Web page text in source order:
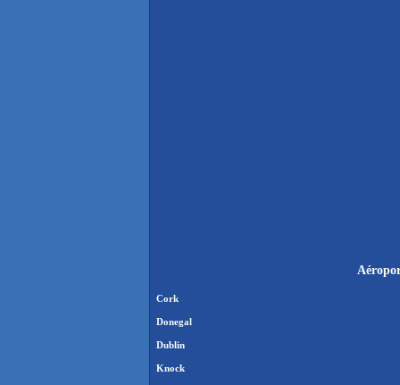
Cork
Donegal
Dublin
Knock